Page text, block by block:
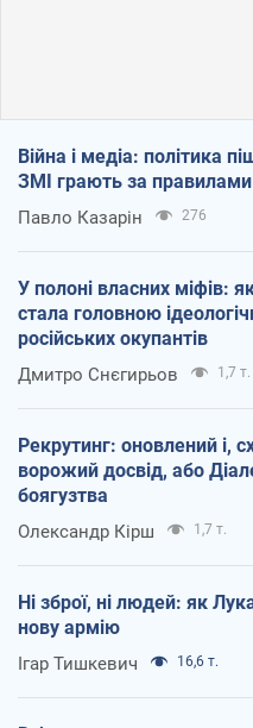
Війна і медіа: політика
ЗМІ грають за
Павло Казарін 276
У полоні власних міфів:
стала головною
російських окупантів
Дмитро Снєгирьов 1,7 т.
Рекрутинг: оновлений і,
ворожий досвід, або
боягузтва
Олександр Кірш 1,7 т.
Ні зброї, ні людей: як
нову армію
Ігар Тишкевич 16,6 т.